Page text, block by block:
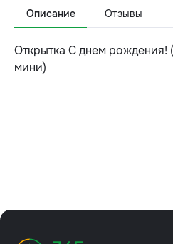
Описание Отзывы
Открытка С днем
мини)